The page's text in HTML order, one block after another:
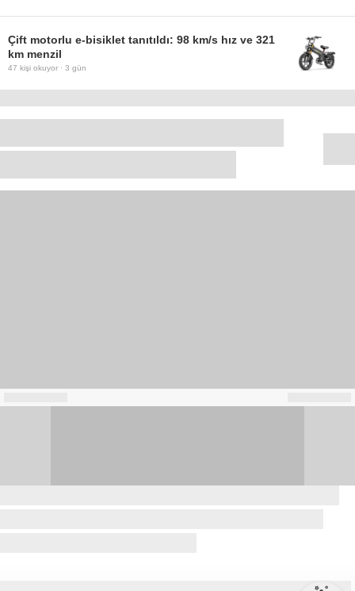
Çift motorlu e-bisiklet tanıtıldı: 98 km/s hız ve 321
km menzil
47 kişi okuyor · 3 gün